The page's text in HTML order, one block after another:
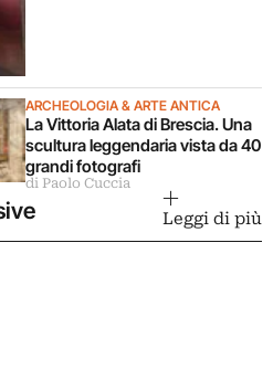
ARCHEOLOGIA & ARTE ANTICA
La Vittoria Alata di Brescia. Una
scultura leggendaria vista da 40
grandi fotografi
di Paolo Cuccia
Leggi di più